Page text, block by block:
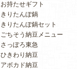
お持たせギフト
きりたんぽ鍋
きりたんぽ鍋セット
ごちそう納豆メニュー
さっぽろ東急
ひきわり納豆
アボカド納豆